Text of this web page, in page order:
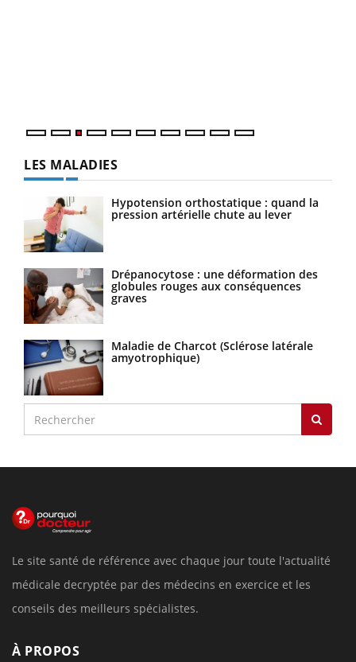
LES MALADIES
Hypotension orthostatique : quand la
pression artérielle chute au lever
Drépanocytose : une déformation des
globules rouges aux conséquences
graves
Maladie de Charcot (Sclérose latérale
amyotrophique)
Le site santé de référence avec chaque jour toute l'actualité
médicale decryptée par des médecins en exercice et les
conseils des meilleurs spécialistes.
À PROPOS